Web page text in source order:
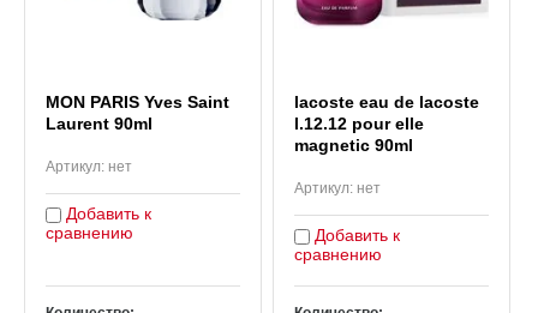
MON PARIS Yves Saint
Laurent 90ml
Артикул: нет
Добавить к
сравнению
lacoste eau de lacoste
l.12.12 pour elle
magnetic 90ml
Артикул:нет
Добавить к
сравнению